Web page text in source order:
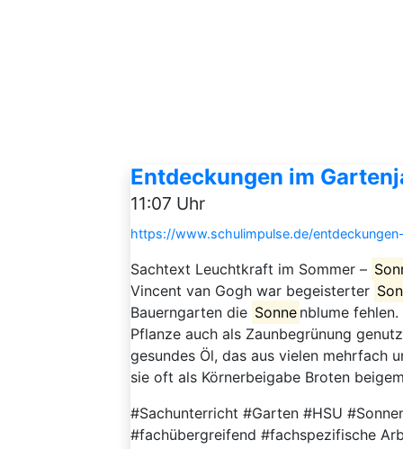
Entdeckungen im
11:07 Uhr
https://www.schulimpulse.de/
Sachtext Leuchtkraft im Sommer –
Vincent van Gogh war begeisterter
Bauerngarten die Sonne nblume
Pflanze auch als Zaunbegrünung
gesundes Öl, das aus vielen mehrfach
sie oft als Körnerbeigabe Broten
#Sachunterricht #Garten #HSU
#fachübergreifend #fachspezifische